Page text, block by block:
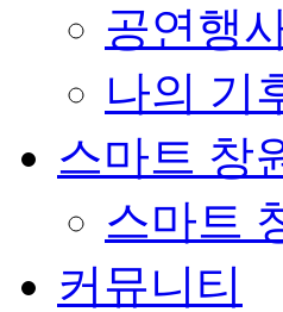
공연행
나의 기
스마트 창
스마트
커뮤니티